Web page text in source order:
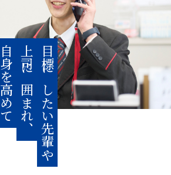
目標にしたい先輩や
上司に囲まれ、
自身を高めて